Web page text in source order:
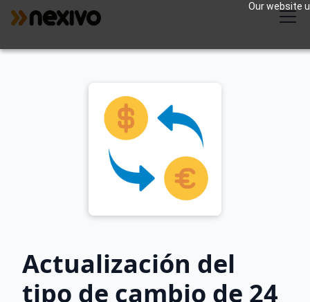
Our website
Actualización del
tipo de cambio de 24